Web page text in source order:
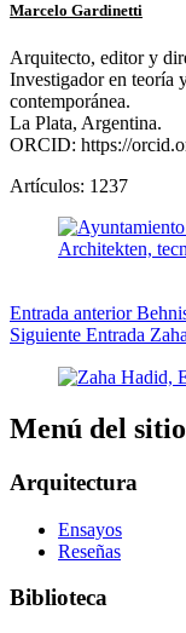
Marcelo Gardinetti
Arquitecto, editor y
Investigador en teoría
contemporánea.
La Plata, Argentina.
ORCID: https://
Artículos: 1237
Entrada anterior
Siguiente Entrada
Menú del sitio
Arquitectura
Ensayos
Reseñas
Biblioteca